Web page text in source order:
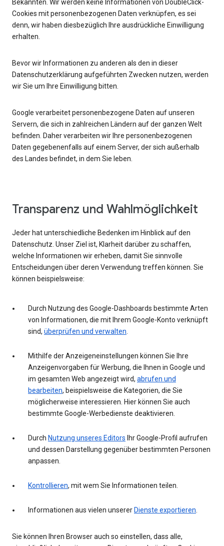
Bekannten. Wir werden keine Informationen von DoubleClick-
Cookies mit personenbezogenen Daten verknüpfen, es sei
denn, wir haben diesbezüglich Ihre ausdrückliche Einwilligung
erhalten.
Bevor wir Informationen zu anderen als den in dieser
Datenschutzerklärung aufgeführten Zwecken nutzen, werden
wir Sie um Ihre Einwilligung bitten.
Google verarbeitet personenbezogene Daten auf unseren
Servern, die sich in zahlreichen Ländern auf der ganzen Welt
befinden. Daher verarbeiten wir Ihre personenbezogenen
Daten gegebenenfalls auf einem Server, der sich außerhalb
des Landes befindet, in dem Sie leben.
Transparenz und Wahlmöglichkeit
Jeder hat unterschiedliche Bedenken im Hinblick auf den
Datenschutz. Unser Ziel ist, Klarheit darüber zu schaffen,
welche Informationen wir erheben, damit Sie sinnvolle
Entscheidungen über deren Verwendung treffen können. Sie
können beispielsweise:
Durch Nutzung des Google-Dashboards bestimmte Arten
von Informationen, die mit Ihrem Google-Konto verknüpft
sind, überprüfen und verwalten.
Mithilfe der Anzeigeneinstellungen können Sie Ihre
Anzeigenvorgaben für Werbung, die Ihnen in Google und
im gesamten Web angezeigt wird, abrufen und
bearbeiten, beispielsweise die Kategorien, die Sie
möglicherweise interessieren. Hier können Sie auch
bestimmte Google-Werbedienste deaktivieren.
Durch Nutzung unseres Editors Ihr Google-Profil aufrufen
und dessen Darstellung gegenüber bestimmten Personen
anpassen.
Kontrollieren, mit wem Sie Informationen teilen.
Informationen aus vielen unserer Dienste exportieren.
Sie können Ihren Browser auch so einstellen, dass alle,